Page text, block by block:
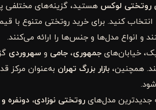
روتختی لوکس هستید، گزینه‌های مختلفی
انتخاب کنید. برای خرید روتختی متنوع با
و انواع مدل‌ها و جنس‌ها را ارائه می‌کنند.
خیابان‌های جمهوری، جامی و سهروردی
همچنین، بازار بزرگ تهران به‌عنوان مرکز
جدیدترین مدل‌های روتختی نوزادی، دونفره